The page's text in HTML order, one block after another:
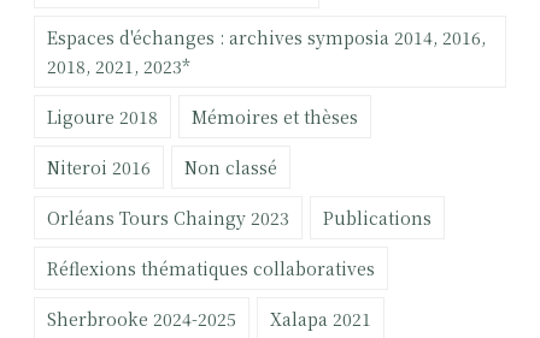
Espaces d'échanges : archives symposia 2014, 2016,
2018, 2021, 2023*
Ligoure 2018 Mémoires et thèses
Niteroi 2016 Non classé
Orléans Tours Chaingy 2023 Publications
Réflexions thématiques collaboratives
Sherbrooke 2024-2025 Xalapa 2021